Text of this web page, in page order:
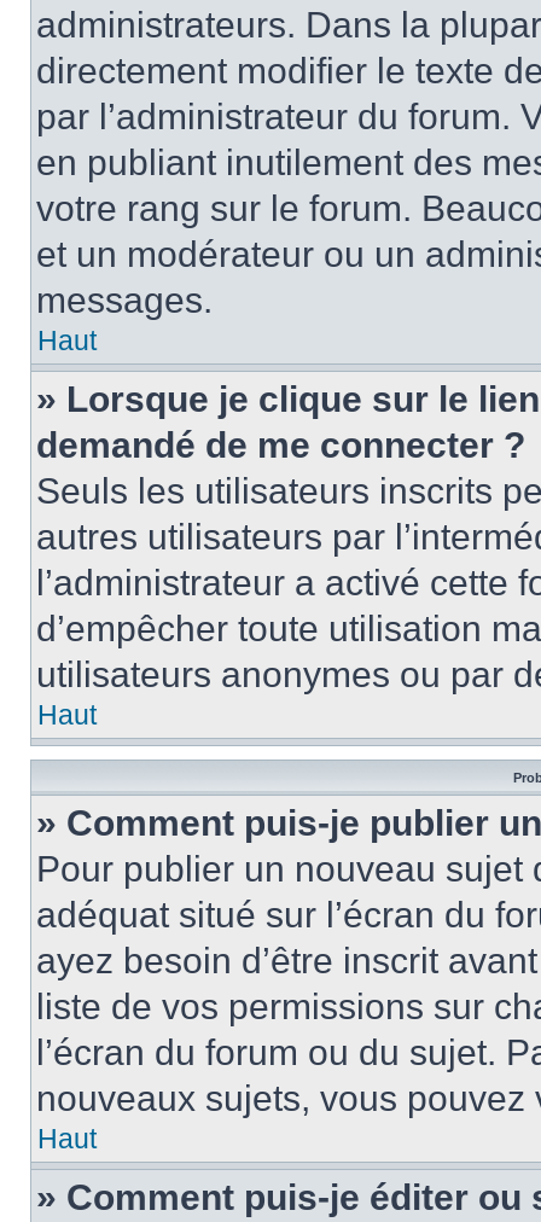
administrateurs. Dans la
directement modifier le texte
par l’administrateur du forum.
en publiant inutilement des
votre rang sur le forum.
et un modérateur ou un
messages.
Haut
» Lorsque je clique sur le
demandé de me connecter ?
Seuls les utilisateurs inscrits
autres utilisateurs par
l’administrateur a activé cette
d’empêcher toute utilisation
utilisateurs anonymes ou par
Haut
» Comment puis-je publier
Pour publier un nouveau
adéquat situé sur l’écran du
ayez besoin d’être inscrit
liste de vos permissions sur
l’écran du forum ou du sujet.
nouveaux sujets, vous
Haut
» Comment puis-je éditer